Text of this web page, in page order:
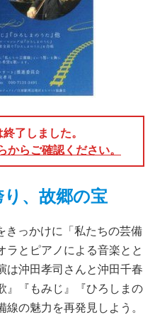
了しました。
らご確認ください。
、故郷の宝
きっかけに「私たちの芸備
ラとピアノによる音楽とと
は沖田孝司さんと沖田千春
』『もみじ』『ひろしまの
の魅力を再発見しよう。